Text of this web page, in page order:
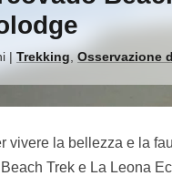
| Trekking Osservazione
vivere la bellezza e la
Trek e La Leona